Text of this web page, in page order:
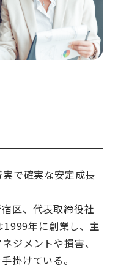
で確実な安定成長
区、代表取締役社
年に創業し、主
ジメントや損害、
掛けている。